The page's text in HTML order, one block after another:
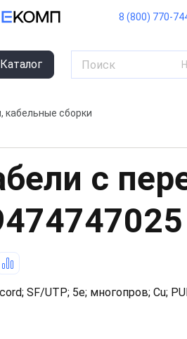
8 (800) 770-
Каталог
кабельные сборки
с
SF/UTP; 5e; многопров; Cu;